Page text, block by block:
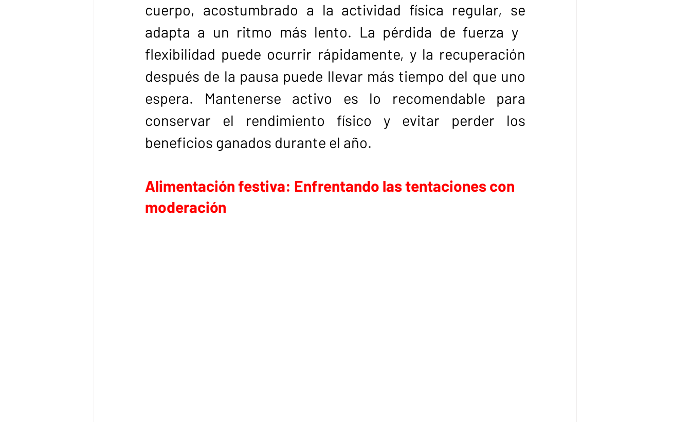
cuerpo, acostumbrado a la actividad física regular, se
adapta a un ritmo más lento. La pérdida de fuerza y ​​
flexibilidad puede ocurrir rápidamente, y la recuperación
después de la pausa puede llevar más tiempo del que uno
espera. Mantenerse activo es lo recomendable para
conservar el rendimiento físico y evitar perder los
beneficios ganados durante el año.
Alimentación festiva: Enfrentando las tentaciones con
moderación